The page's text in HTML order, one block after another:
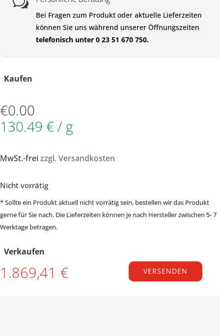
Bei Fragen zum Produkt oder aktuelle Lieferzeiten
können Sie uns während unserer Öffnungszeiten
telefonisch unter 0 23 51 670 750.
Kaufen
€0.00
130.49 € / g
MwSt.-frei zzgl. Versandkosten
Nicht vorrätig
* Sollte ein Produkt aktuell nicht vorrätig sein, bestellen wir das Produkt
gerne für Sie nach. Die Lieferzeiten können je nach Hersteller zwischen 5- 7
Werktage betragen.
Verkaufen
1.869,41 € VERSENDEN